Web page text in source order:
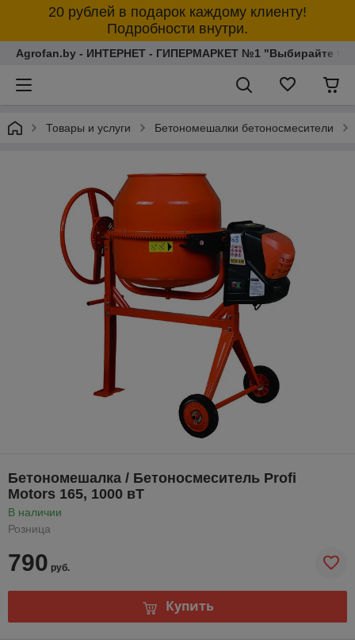
20 рублей в подарок каждому клиенту!
Подробности внутри.
Agrofan.by - ИНТЕРНЕТ - ГИПЕРМАРКЕТ №1 "Выбирайте
Товары и услуги Бетономешалки бетоносмесители
Бетономешалка / Бетоносмеситель Profi
Motors 165, 1000 вТ
В наличии
Розница
790 руб.
Купить